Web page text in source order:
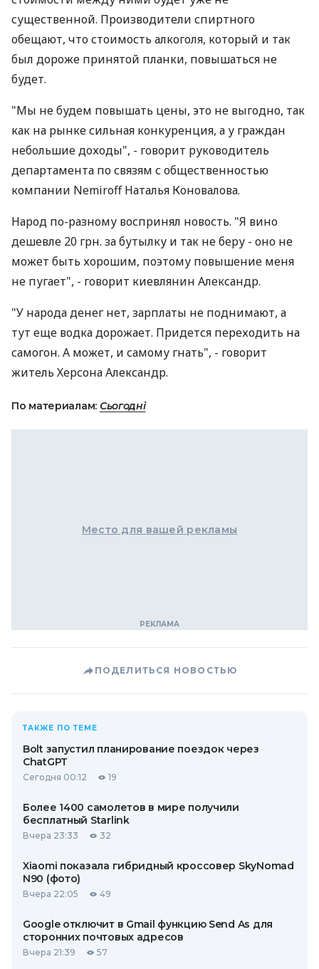
существенной. Производители спиртного
обещают, что стоимость алкоголя, который и так
был дороже принятой планки, повышаться не
будет.
"Мы не будем повышать цены, это не выгодно, так
как на рынке сильная конкуренция, а у граждан
небольшие доходы", - говорит руководитель
департамента по связям с общественностью
компании Nemiroff Наталья Коновалова.
Народ по-разному воспринял новость. "Я вино
дешевле 20 грн. за бутылку и так не беру - оно не
может быть хорошим, поэтому повышение меня
не пугает", - говорит киевлянин Александр.
"У народа денег нет, зарплаты не поднимают, а
тут еще водка дорожает. Придется переходить на
самогон. А может, и самому гнать", - говорит
житель Херсона Александр.
По материалам: Сьогодні
Место для вашей рекламы
ПОДЕЛИТЬСЯ НОВОСТЬЮ
ТАКЖЕ ПО ТЕМЕ
Bolt запустил планирование поездок через
ChatGPT
Сегодня 00:12 19
Более 1400 самолетов в мире получили
бесплатный Starlink
Вчера 23:33 32
Xiaomi показала гибридный кроссовер SkyNomad
N90 (фото)
Вчера 22:05 49
Google отключит в Gmail функцию Send As для
сторонних почтовых адресов
Вчера 21:39 57